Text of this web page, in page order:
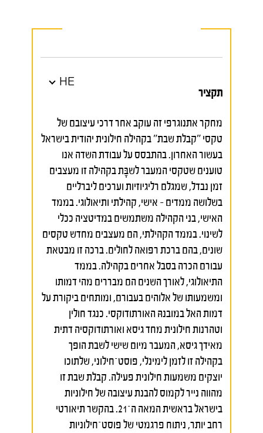
תקציר
HE
מחקר אתנוגרפי זה עוקב אחר דרכי עיצובם של
טקסי "קבלת שבת" בקהילה חילונית יהודית בישראל
בעשור האחרון. בהתבסס על עבודת השדה אנו
טוענים שטקסי המעבר לשבָּת בקהילה זו מעצבים
זמן נבדל, שמגלם רליגיוזיות וערכים ליברליים
בשלושה ממדים – אישי, קהילתי ותיאולוגי. בממד
האישי, בני הקהילה משתמשים במדיטציה ככלי
לשינוי. בממד הקהילתי, הם מעצבים מחדש טקסים
שונים, בהם ברכת רפואה לחולים. ברכה זו מבטאת
עבורם הכרה בסבל אחרים בקהילה. בממד
התיאולוגי, לאורך השנים הם מבררים מהי דמותו
ומשמעותו של אלוהים בעבורם, ומותחים ביקורת על
דמות האל במובנהּ האורתודוקסי. כנגד חולין
וטהרנות חילונית מחד גיסא ואורתודוקסיה דתית
מאידך גיסא, המעבר מיום שישי לשבת הופך
בקהילה זו לזמן לימינלי, פוסט־חילוני, שלתוכו
יוצקים משמעות חילונית פעילה. קבלת שבת זו
מהווה נייר לקמוס להבנת עיצובה של חילוניות
בישראל בראשית המאה ה־21. בהקשר תיאורטי
רחב יותר, ניתוח פרגמטי של פוסט־חילוניות